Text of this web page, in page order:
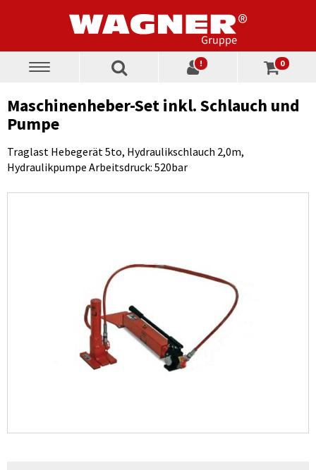
Toggle
! 0
Maschinenheber-Set inkl. Schlauch und
Pumpe
Traglast Hebegerät 5to, Hydraulikschlauch 2,0m,
Hydraulikpumpe Arbeitsdruck: 520bar